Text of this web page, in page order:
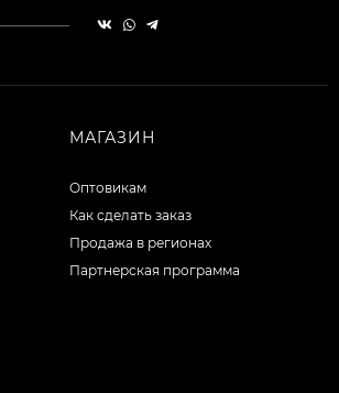
МАГАЗИН
Оптовикам
Как сделать заказ
Продажа в регионах
Партнерская программа